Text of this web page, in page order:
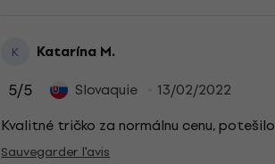
K Katarína M.
5/5 Slovaquie
13/02/2022
Kvalitné tričko za normálnu cenu, potešilo
Sauvegarder l'avis